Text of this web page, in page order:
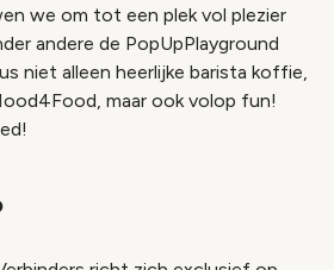
we om tot een plek vol plezier
andere de PopUpPlayground
niet alleen heerlijke barista koffie,
maar ook volop fun!